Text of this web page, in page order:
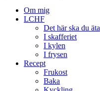
Om mig
LCHF
Det här ska du äta
I skafferiet
I kylen
I frysen
Recept
Frukost
Baka